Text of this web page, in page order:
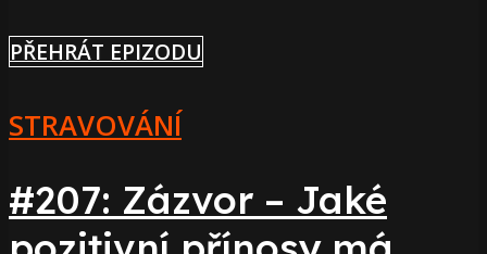
PŘEHRÁT EPIZODU
STRAVOVÁNÍ
#207: Zázvor – Jaké